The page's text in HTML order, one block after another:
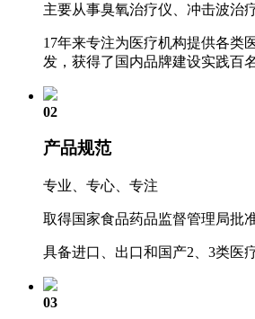
主要从事臭氧治疗仪、冲击波治
17年来专注为医疗机构提供各类
发，获得了国内品牌建设实践百
02
产品规范
专业、专心、专注
取得国家食品药品监督管理局批
具备进口、出口和国产2、3类医
03